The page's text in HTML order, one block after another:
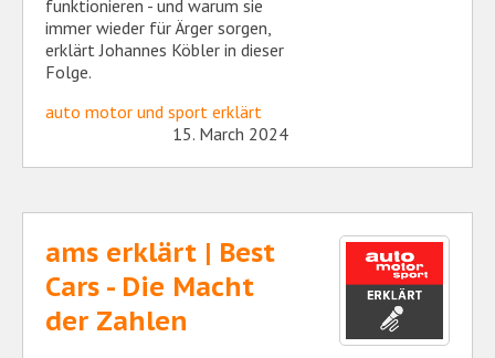
funktionieren - und warum sie
immer wieder für Ärger sorgen,
erklärt Johannes Köbler in dieser
Folge.
auto motor und sport erklärt
15. March 2024
ams erklärt | Best
Cars - Die Macht
der Zahlen